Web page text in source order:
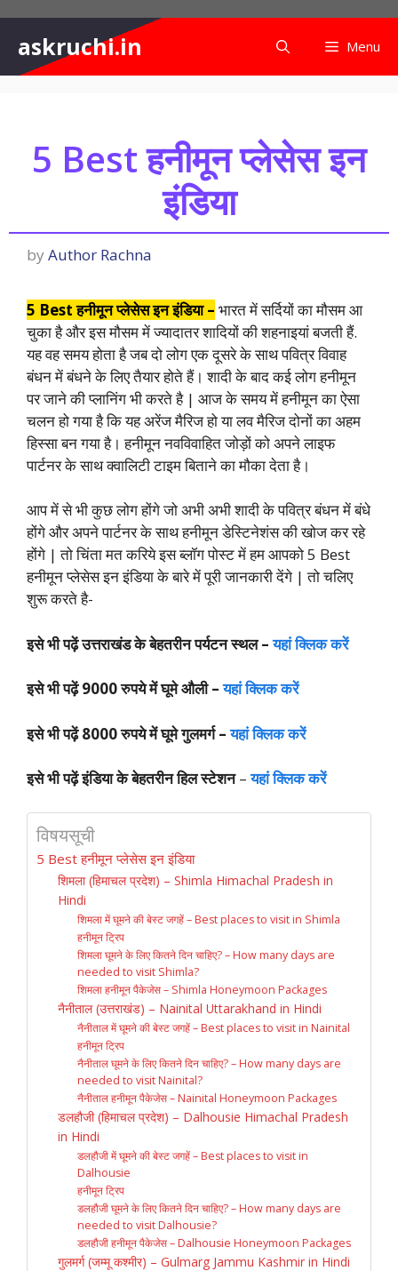
content
askruchi.in Menu
5 Best हनीमून प्लेसेस इन
इंडिया
by Author Rachna
5 Best हनीमून प्लेसेस इन इंडिया – भारत में सर्दियों का मौसम आ
चुका है और इस मौसम में ज्यादातर शादियों की शहनाइयां बजती हैं.
यह वह समय होता है जब दो लोग एक दूसरे के साथ पवित्र विवाह
बंधन में बंधने के लिए तैयार होते हैं। शादी के बाद कई लोग हनीमून
पर जाने की प्लानिंग भी करते है | आज के समय में हनीमून का ऐसा
चलन हो गया है कि यह अरेंज मैरिज हो या लव मैरिज दोनों का अहम
हिस्सा बन गया है। हनीमून नवविवाहित जोड़ों को अपने लाइफ
पार्टनर के साथ क्वालिटी टाइम बिताने का मौका देता है।
आप में से भी कुछ लोग होंगे जो अभी अभी शादी के पवित्र बंधन में बंधे
होंगे और अपने पार्टनर के साथ हनीमून डेस्टिनेशंस की खोज कर रहे
होंगे | तो चिंता मत करिये इस ब्लॉग पोस्ट में हम आपको 5 Best
हनीमून प्लेसेस इन इंडिया के बारे में पूरी जानकारी देंगे | तो चलिए
शुरू करते है-
इसे भी पढ़ें उत्तराखंड के बेहतरीन पर्यटन स्थल –यहां क्लिक करें
इसे भी पढ़ें 9000 रुपये में घूमे औली –यहां क्लिक करें
इसे भी पढ़ें 8000 रुपये में घूमे गुलमर्ग –यहां क्लिक करें
इसे भी पढ़ें इंडिया के बेहतरीन हिल स्टेशन–यहां क्लिक करें
विषयसूची
5 Best हनीमून प्लेसेस इन इंडिया
शिमला (हिमाचल प्रदेश) – Shimla Himachal Pradesh in
Hindi
शिमला में घूमने की बेस्ट जगहें – Best places to visit in Shimla
हनीमून ट्रिप
शिमला घूमने के लिए कितने दिन चाहिए? – How many days are
needed to visit Shimla?
शिमला हनीमून पैकेजेस – Shimla Honeymoon Packages
नैनीताल (उत्तराखंड) – Nainital Uttarakhand in Hindi
नैनीताल में घूमने की बेस्ट जगहें – Best places to visit in Nainital
हनीमून ट्रिप
नैनीताल घूमने के लिए कितने दिन चाहिए? – How many days are
needed to visit Nainital?
नैनीताल हनीमून पैकेजेस – Nainital Honeymoon Packages
डलहौजी (हिमाचल प्रदेश) – Dalhousie Himachal Pradesh
in Hindi
डलहौजी में घूमने की बेस्ट जगहें – Best places to visit in
Dalhousie
हनीमून ट्रिप
डलहौजी घूमने के लिए कितने दिन चाहिए? – How many days are
needed to visit Dalhousie?
डलहौजी हनीमून पैकेजेस – Dalhousie Honeymoon Packages
गुलमर्ग (जम्‍मू कश्‍मीर) – Gulmarg Jammu Kashmir in Hindi